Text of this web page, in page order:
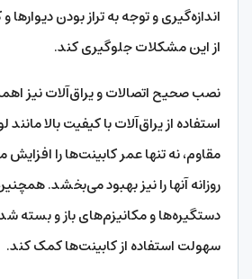
اندازه‌گیری و توجه به تراز بودن
از این مشکلات جلوگیری کند.
نصب صحیح اتصالات و یراق‌آلات نیز
استفاده از یراق‌آلات با کیفیت بالا مانند
مقاوم، نه تنها عمر کابینت‌ها را افزایش
روزانه آنها را نیز بهبود می‌بخشد.
دستگیره‌ها و مکانیزم‌های باز و بسته
سهولت استفاده از کابینت‌ها کمک کند.